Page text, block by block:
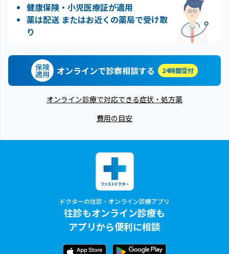
健康保険・小児医療証が適用
薬は配送 またはお近くの薬局で受け取
り
保険
適用 オンラインで診察相談する 24時間受付
オンライン診療で対応できる症状・処方薬
費用の目安
ドクターの往診・オンライン診療アプリ
往診もオンライン診療も
アプリから便利に相談